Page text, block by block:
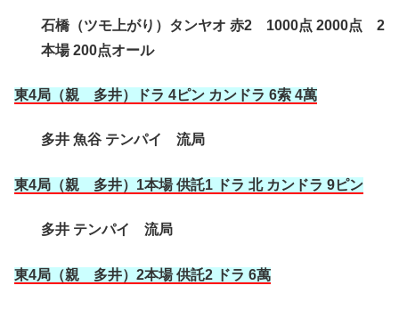
石橋（ツモ上がり）タンヤオ 赤2 1000点 2000点 2
本場 200点オール
東4局（親 多井）ドラ 4ピン カンドラ 6索 4萬
多井 魚谷 テンパイ 流局
東4局（親 多井）1本場 供託1 ドラ 北 カンドラ 9ピン
多井 テンパイ 流局
東4局（親 多井）2本場 供託2 ドラ 6萬